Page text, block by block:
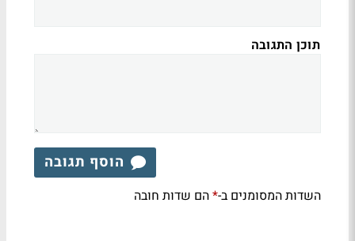
תוכן התגובה
הוסף תגובה
השדות המסומנים ב-*הם שדות חובה